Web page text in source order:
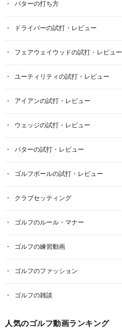
パターの打ち方
ドライバーの試打・レビュー
フェアウェイウッドの試打・レビュー
ユーティリティの試打・レビュー
アイアンの試打・レビュー
ウェッジの試打・レビュー
パターの試打・レビュー
ゴルフボールの試打・レビュー
クラブセッティング
ゴルフのルール・マナー
ゴルフの練習動画
ゴルフのファッション
ゴルフの雑談
人気のゴルフ動画ランキング